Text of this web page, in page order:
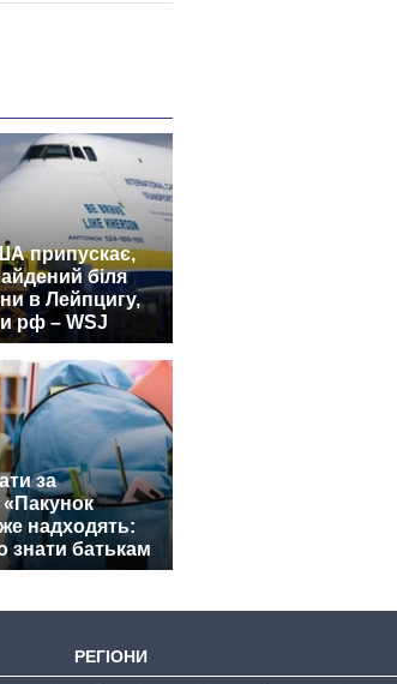
припускає,
біля
в Лейпцигу,
рф – WSJ
за
надходять:
знати батькам
РЕГІОНИ